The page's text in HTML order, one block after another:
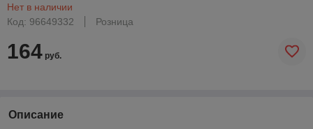
Нет в наличии
Код: 96649332
Розница
164 руб.
Описание